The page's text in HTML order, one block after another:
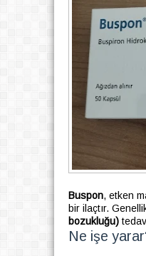
Buspon, etken
bir ilaçtır.
bozukluğu)
Ne işe